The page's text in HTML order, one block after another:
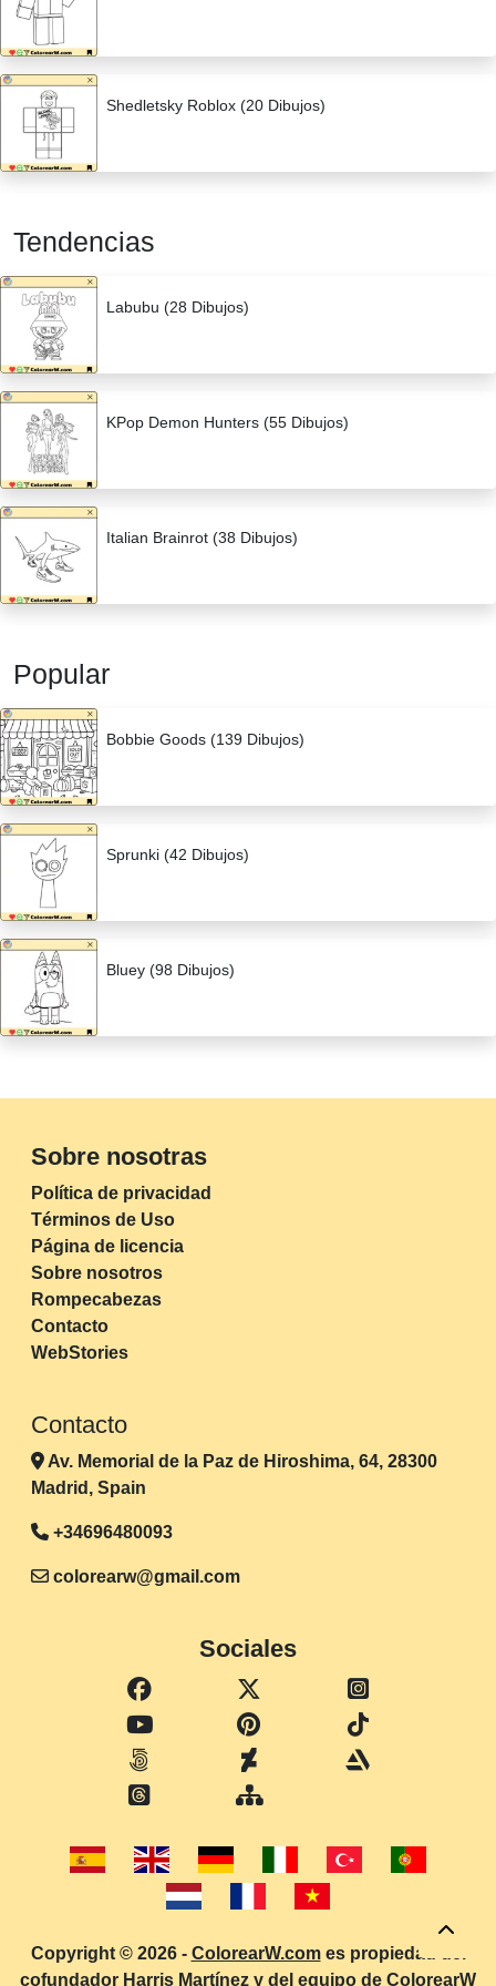
Shedletsky Roblox (20 Dibujos)
Tendencias
Labubu (28 Dibujos)
KPop Demon Hunters (55 Dibujos)
Italian Brainrot (38 Dibujos)
Popular
Bobbie Goods (139 Dibujos)
Sprunki (42 Dibujos)
Bluey (98 Dibujos)
Sobre nosotras
Política de privacidad
Términos de Uso
Página de licencia
Sobre nosotros
Rompecabezas
Contacto
WebStories
Contacto
Av. Memorial de la Paz de Hiroshima, 64, 28300
Madrid, Spain
+34696480093
colorearw@gmail.com
Sociales
Copyright © 2026 - ColorearW.comes propiedad del
cofundador Harris Martínez y del equipo de ColorearW